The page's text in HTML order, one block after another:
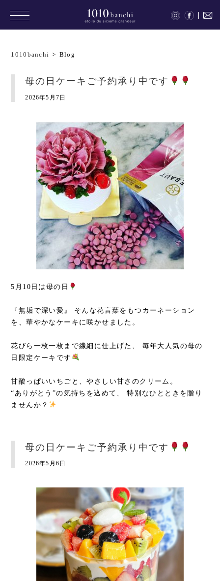
1010banchi > Blog
母の日ケーキご予約承り中です
2026年5月7日
5月10日は母の日
『無垢で深い愛』 そんな花言葉をもつカーネーション
を、華やかなケーキに咲かせました。
花びら一枚一枚まで繊細に仕上げた、 毎年大人気の母の
日限定ケーキです
甘酸っぱいいちごと、やさしい甘さのクリーム。
“ありがとう”の気持ちを込めて、 特別なひとときを贈り
ませんか？
母の日ケーキご予約承り中です
2026年5月6日